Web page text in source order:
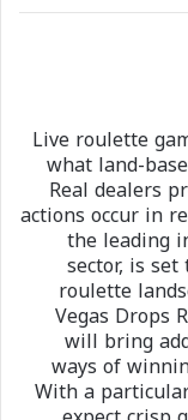
Live roulette
what land-
Real dealers
actions occur in
the leading
sector, is
roulette
Vegas Drops
will bring
ways of
With a